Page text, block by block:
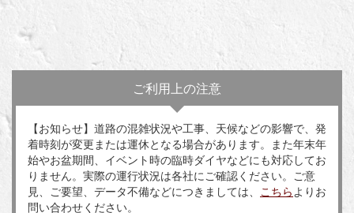
ご利用上の注意
【お知らせ】道路の混雑状況や工事、天候などの影響で、発
着時刻が変更または運休となる場合があります。また年末年
始やお盆期間、イベント時の臨時ダイヤなどにも対応してお
りません。実際の運行状況は各社にご確認ください。ご意
見、ご要望、データ不備などにつきましては、
こちら よりお
問い合わせください。